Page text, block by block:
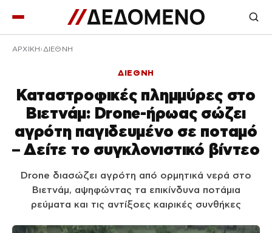
ΑΡΧΙΚΉ ΔΙΕΘΝΗ
ΔΙΕΘΝΗ
Καταστροφικές πλημμύρες στο
Βιετνάμ: Drone-ήρωας σώζει
αγρότη παγιδευμένο σε ποταμό
– Δείτε το συγκλονιστικό βίντεο
Drone διασώζει αγρότη από ορμητικά νερά στο
Βιετνάμ, αψηφώντας τα επικίνδυνα ποτάμια
ρεύματα και τις αντίξοες καιρικές συνθήκες